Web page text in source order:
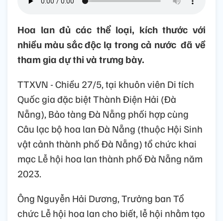
Hoa lan đủ các thể loại, kích thước với
nhiều màu sắc độc lạ trong cả nước đã về
tham gia dự thi và trưng bày.
TTXVN - Chiều 27/5, tại khuôn viên Di tích
Quốc gia đặc biệt Thành Điện Hải (Đà
Nẵng), Bảo tàng Đà Nẵng phối hợp cùng
Câu lạc bộ hoa lan Đà Nẵng (thuộc Hội Sinh
vật cảnh thành phố Đà Nẵng) tổ chức khai
mạc Lễ hội hoa lan thành phố Đà Nẵng năm
2023.
Ông Nguyễn Hải Dương, Trưởng ban Tổ
chức Lễ hội hoa lan cho biết, lễ hội nhằm tạo